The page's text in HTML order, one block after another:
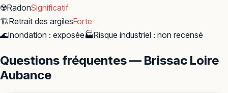
☢️RadonSignificatif
🏗️Retrait des argilesForte
🌊Inondation : exposée🏭Risque industriel : non recensé
Questions fréquentes — Brissac Loire
Aubance